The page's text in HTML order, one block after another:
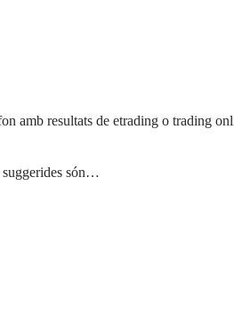
amb resultats de etrading o trading
suggerides són…